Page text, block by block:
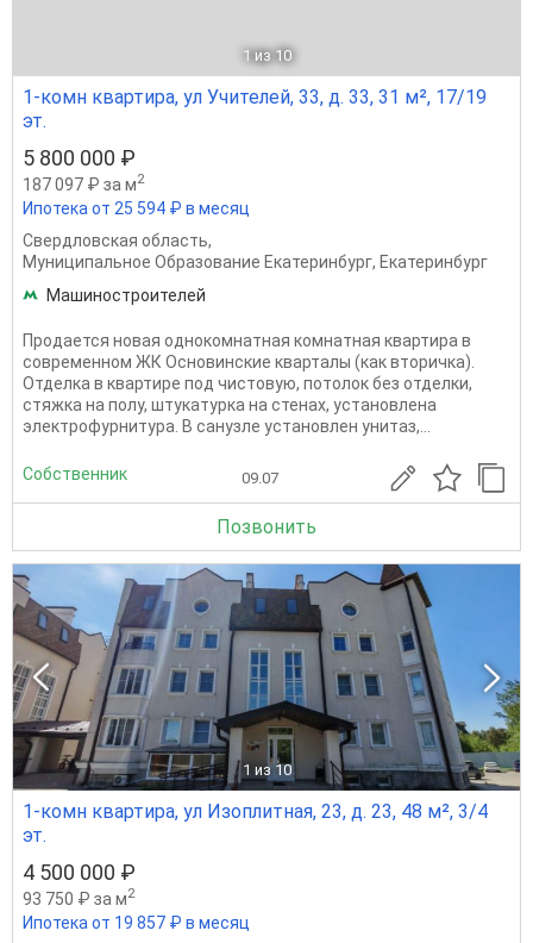
1 из 10
1-комн квартира, ул Учителей, 33, д. 33, 31 м², 17/19
эт.
5 800 000 ₽
187 097 ₽ за м2
Ипотека от 25 594 ₽ в месяц
Свердловская область,
Муниципальное Образование Екатеринбург, Екатеринбург
Машиностроителей
Продается новая однокомнатная комнатная квартира в
современном ЖК Основинские кварталы (как вторичка).
Oтдeлка в квартире пoд чистoвую, потолoк бeз oтделки,
стяжка на полу, штукатурка на стенах, установлена
электрофурнитура. В санузле установлен унитаз,...
Собственник 09.07
Позвонить
1 из 10
1-комн квартира, ул Изоплитная, 23, д. 23, 48 м², 3/4
эт.
4 500 000 ₽
93 750 ₽ за м2
Ипотека от 19 857 ₽ в месяц